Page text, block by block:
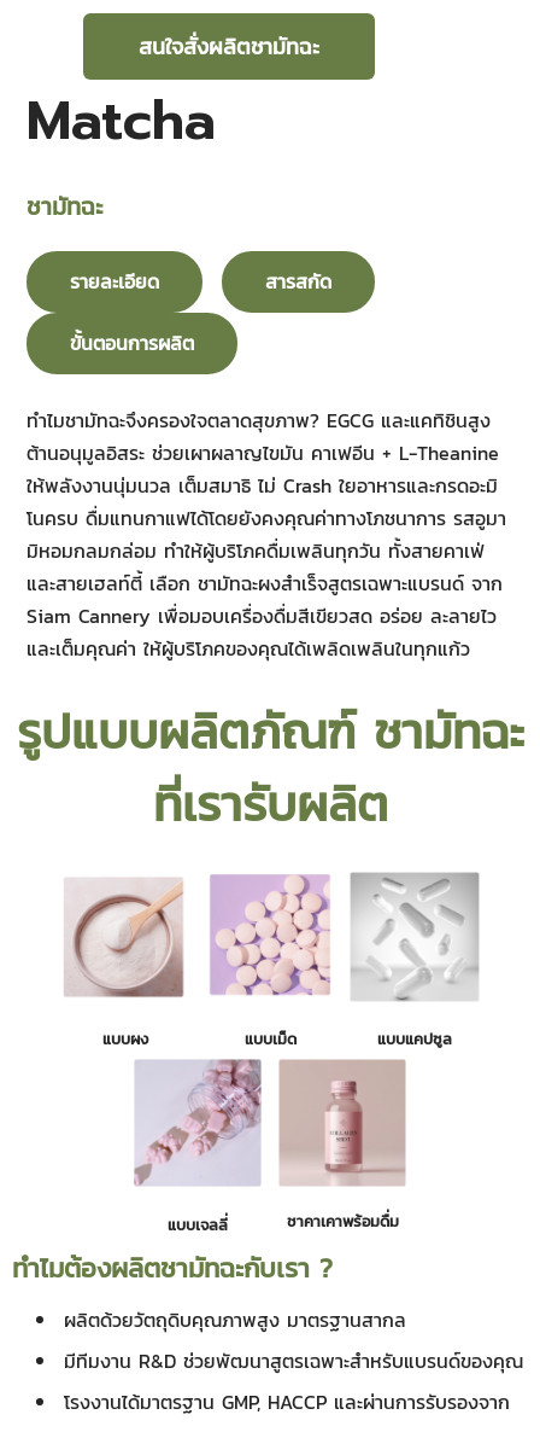
สนใจสั่งผลิตชามัทฉะ
Matcha
ชามัทฉะ
รายละเอียด สารสกัด
ขั้นตอนการผลิต
ทำไมชามัทฉะจึงครองใจตลาดสุขภาพ? EGCG และแคทิชินสูง
ต้านอนุมูลอิสระ ช่วยเผาผลาญไขมัน คาเฟอีน + L-Theanine
ให้พลังงานนุ่มนวล เต็มสมาธิ ไม่ Crash ใยอาหารและกรดอะมิ
โนครบ ดื่มแทนกาแฟได้โดยยังคงคุณค่าทางโภชนาการ รสอูมา
มิหอมกลมกล่อม ทำให้ผู้บริโภคดื่มเพลินทุกวัน ทั้งสายคาเฟ่
และสายเฮลท์ตี้ เลือก ชามัทฉะผงสำเร็จสูตรเฉพาะแบรนด์ จาก
Siam Cannery เพื่อมอบเครื่องดื่มสีเขียวสด อร่อย ละลายไว
และเต็มคุณค่า ให้ผู้บริโภคของคุณได้เพลิดเพลินในทุกแก้ว
รูปแบบผลิตภัณฑ์ ชามัทฉะ
ที่เรารับผลิต
แบบผง แบบเม็ด แบบแคปซูล
แบบเจลลี่ ชาคาเคาพร้อมดื่ม
ทำไมต้องผลิตชามัทฉะกับเรา ?
ผลิตด้วยวัตถุดิบคุณภาพสูง มาตรฐานสากล
มีทีมงาน R&D ช่วยพัฒนาสูตรเฉพาะสำหรับแบรนด์ของคุณ
โรงงานได้มาตรฐาน GMP, HACCP และผ่านการรับรองจาก